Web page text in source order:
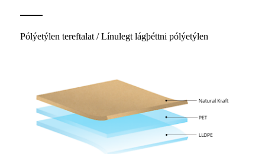
Pólýetýlen tereftalat / Línulegt lágþéttni pólýetýlen